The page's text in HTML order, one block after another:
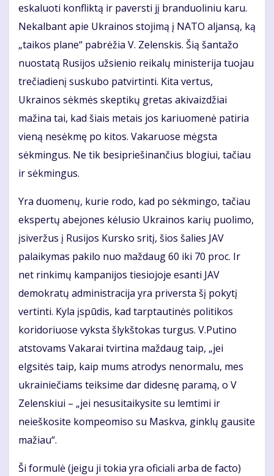
eskaluoti konfliktą ir paversti jį branduoliniu karu.
Nekalbant apie Ukrainos stojimą į NATO aljansą, ką
„taikos plane“ pabrėžia V. Zelenskis. Šią šantažo
nuostatą Rusijos užsienio reikalų ministerija tuojau
trečiadienį suskubo patvirtinti. Kita vertus,
Ukrainos sėkmės skeptikų gretas akivaizdžiai
mažina tai, kad šiais metais jos kariuomenė patiria
vieną nesėkmę po kitos. Vakaruose mėgsta
sėkmingus. Ne tik besipriešinančius blogiui, tačiau
ir sėkmingus.
Yra duomenų, kurie rodo, kad po sėkmingo, tačiau
ekspertų abejones kėlusio Ukrainos karių puolimo,
įsiveržus į Rusijos Kursko sritį, šios šalies JAV
palaikymas pakilo nuo maždaug 60 iki 70 proc. Ir
net rinkimų kampanijos tiesiojoje esanti JAV
demokratų administracija yra priversta šį pokytį
vertinti. Kyla įspūdis, kad tarptautinės politikos
koridoriuose vyksta šlykštokas turgus. V.Putino
atstovams Vakarai tvirtina maždaug taip, „jei
elgsitės taip, kaip mums atrodys nenormalu, mes
ukrainiečiams teiksime dar didesnę paramą, o V
Zelenskiui – „jei nesusitaikysite su lemtimi ir
neieškosite kompeomiso su Maskva, ginklų gausite
mažiau“.
Ši formulė (jeigu ji tokia yra oficiali arba de facto)